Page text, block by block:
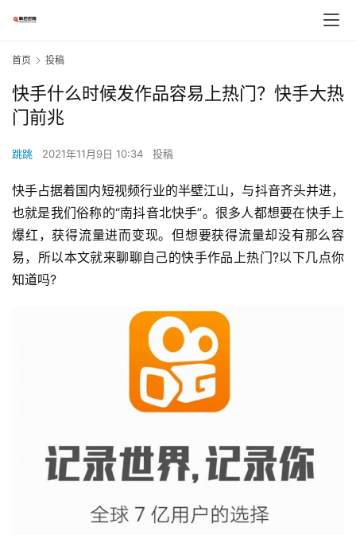
首页 投稿
快手什么时候发作品容易上热门？快手大热
门前兆
跳跳 2021年11月9日 10:34 投稿
快手占据着国内短视频行业的半壁江山，与抖音齐头并进，
也就是我们俗称的“南抖音北快手”。很多人都想要在快手上
爆红，获得流量进而变现。但想要获得流量却没有那么容
易，所以本文就来聊聊自己的快手作品上热门?以下几点你
知道吗?